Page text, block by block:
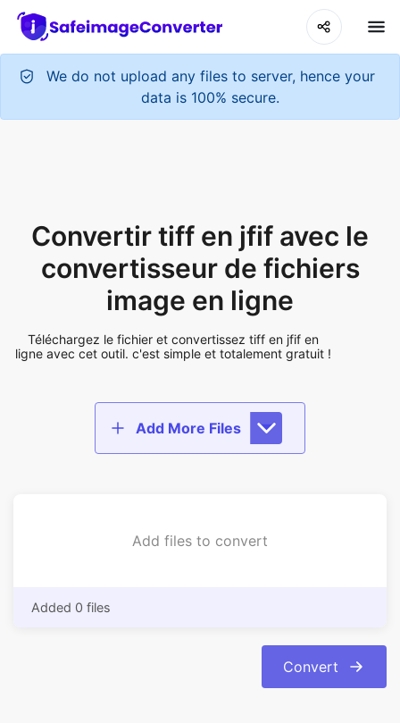
We do not upload any files to server, hence your
data is 100% secure.
image en ligne
Téléchargez le fichier et convertissez tiff en jfif en
ligne avec cet outil. c'est simple et totalement gratuit !
Add More Files